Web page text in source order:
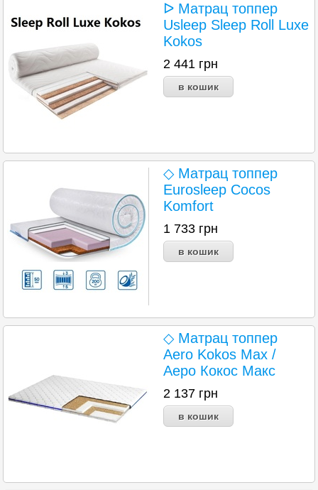
ᐅ Матрац топпер
Usleep Sleep Roll Luxe
Kokos
2 441 грн
◇ Mатрац топпер
Eurosleep Cocos
Komfort
1 733 грн
◇ Матрац топпер
Aero Kokos Max /
Аеро Кокос Макс
2 137 грн